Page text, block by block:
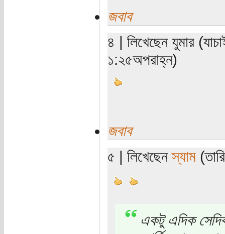
জবাব
৪ | লিখেছেন যুমার
১:২৫অপরাহ্ন)
জবাব
৫ | লিখেছেনস্যাম
একটু এদিক